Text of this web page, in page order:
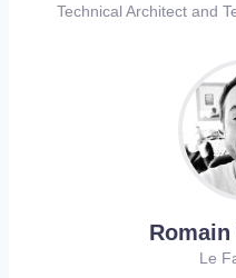
Technical Architect and
Romain
Le